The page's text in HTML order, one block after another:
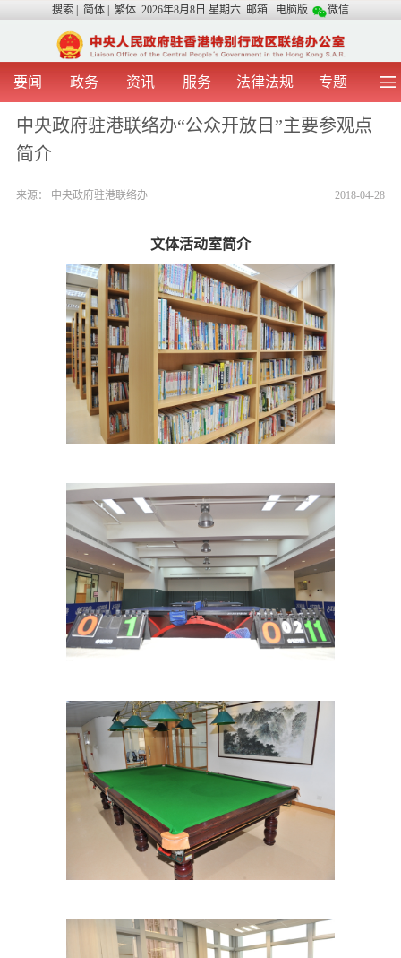
搜索 简体 繁体 2026年8月8日 星期六 邮箱 电脑版 微信
要闻 政务 资讯 服务 法律法规 专题
首 页 图 片 视 频 中央声音
我办动态
办证指引
中央政府驻港联络办“公众开放日”主要参观点
简介
2018-04-28
来源： 中央政府驻港联络办
文体活动室简介